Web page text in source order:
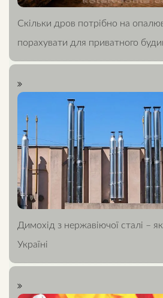
Скільки дров потрібно на
порахувати для приватного
Димохід з нержавіючої сталі –
Україні